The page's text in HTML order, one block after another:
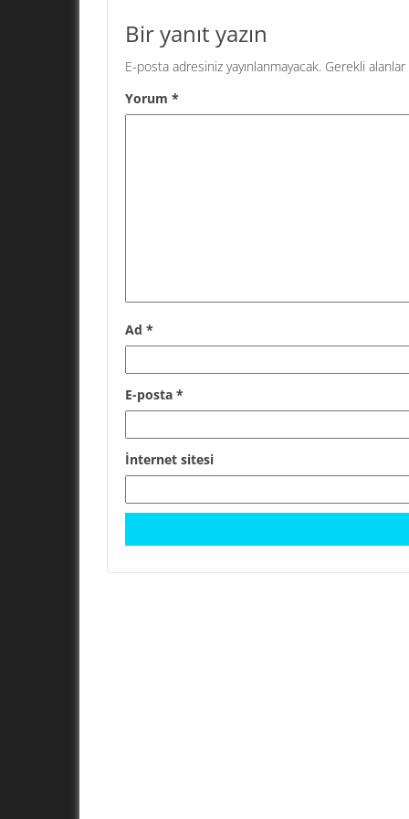
Bir yanıt yazın
E-posta adresiniz yayınlanmayacak. Gerekli alanlar
Yorum *
Ad *
E-posta *
İnternet sitesi